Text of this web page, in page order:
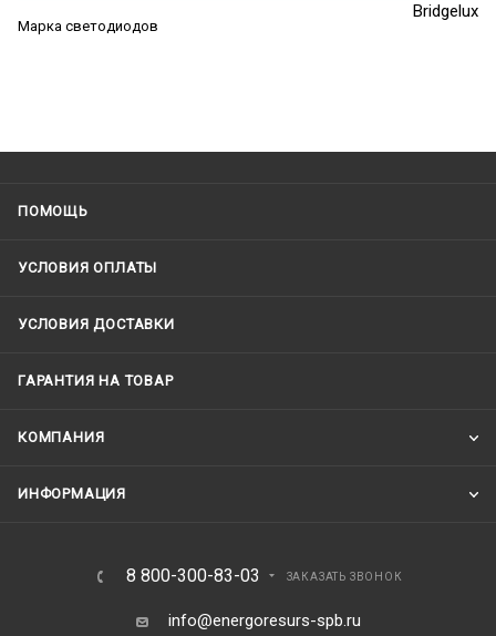
Марка светодиодов
Bridgelux
ПОМОЩЬ
УСЛОВИЯ ОПЛАТЫ
УСЛОВИЯ ДОСТАВКИ
ГАРАНТИЯ НА ТОВАР
КОМПАНИЯ
ИНФОРМАЦИЯ
8 800-300-83-03 ЗАКАЗАТЬ ЗВОНОК
info@energoresurs-spb.ru